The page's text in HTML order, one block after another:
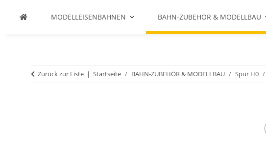
MODELLEISENBAHNEN BAHN-ZUBEHÖR & MODELLBAU
Zurück zur Liste Startseite BAHN-ZUBEHÖR & MODELLBAU Spur H0